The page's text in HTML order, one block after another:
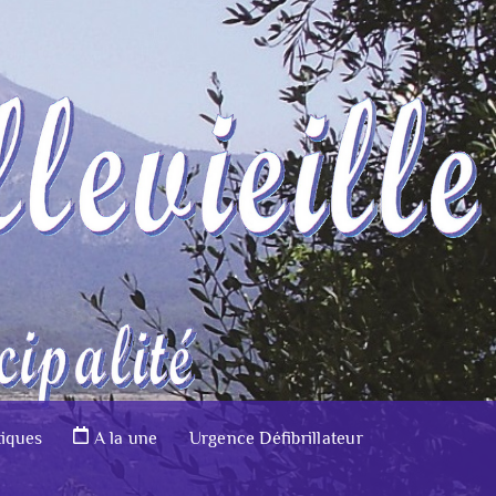
A la une Urgence Défibrillateur